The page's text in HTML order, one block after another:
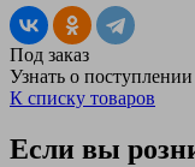
Под заказ
Узнать о поступлении
К списку товаров
Если вы